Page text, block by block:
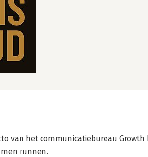
van het communicatiebureau Growth
runnen.